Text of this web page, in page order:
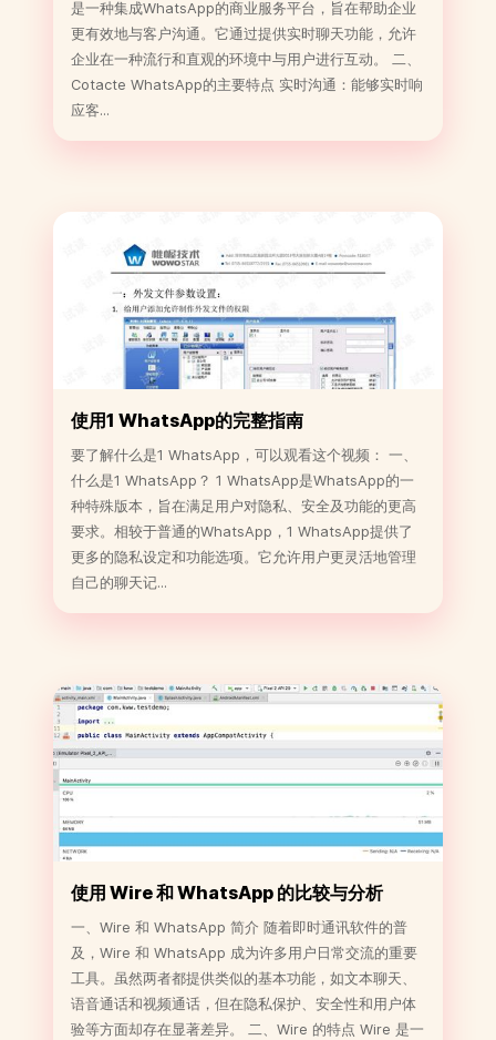
是一种集成WhatsApp的商业服务平台，旨在帮助企业
更有效地与客户沟通。它通过提供实时聊天功能，允许
企业在一种流行和直观的环境中与用户进行互动。 二、
Cotacte WhatsApp的主要特点 实时沟通：能够实时响
应客...
使用1 WhatsApp的完整指南
要了解什么是1 WhatsApp，可以观看这个视频： 一、
什么是1 WhatsApp？ 1 WhatsApp是WhatsApp的一
种特殊版本，旨在满足用户对隐私、安全及功能的更高
要求。相较于普通的WhatsApp，1 WhatsApp提供了
更多的隐私设定和功能选项。它允许用户更灵活地管理
自己的聊天记...
使用 Wire 和 WhatsApp 的比较与分析
一、Wire 和 WhatsApp 简介 随着即时通讯软件的普
及，Wire 和 WhatsApp 成为许多用户日常交流的重要
工具。虽然两者都提供类似的基本功能，如文本聊天、
语音通话和视频通话，但在隐私保护、安全性和用户体
验等方面却存在显著差异。 二、Wire 的特点 Wire 是一